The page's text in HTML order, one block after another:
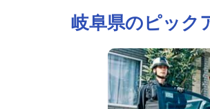
岐阜県のピック